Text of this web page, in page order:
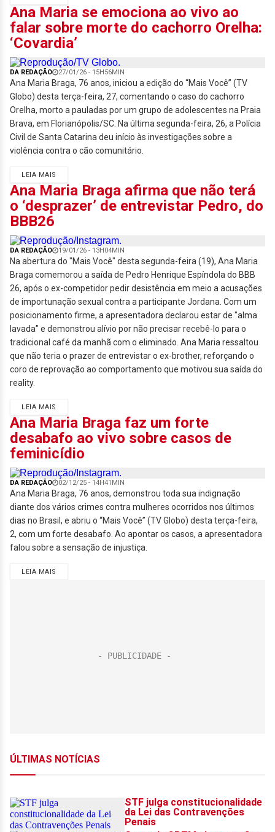
Ana Maria se emociona ao vivo ao
falar sobre morte do cachorro Orelha:
‘Covardia’
DA REDAÇÃO 27/01/26 - 15H56MIN
Ana Maria Braga, 76 anos, iniciou a edição do “Mais Você” (TV
Globo) desta terça-feira, 27, comentando o caso do cachorro
Orelha, morto a pauladas por um grupo de adolescentes na Praia
Brava, em Florianópolis/SC. Na última segunda-feira, 26, a Polícia
Civil de Santa Catarina deu início às investigações sobre a
violência contra o cão comunitário.
LEIA MAIS
Ana Maria Braga afirma que não terá
o ‘desprazer’ de entrevistar Pedro, do
BBB26
DA REDAÇÃO 19/01/26 - 13H04MIN
Na abertura do "Mais Você" desta segunda-feira (19), Ana Maria
Braga comemorou a saída de Pedro Henrique Espíndola do BBB
26, após o ex-competidor pedir desistência em meio a acusações
de importunação sexual contra a participante Jordana. Com um
posicionamento firme, a apresentadora declarou estar de "alma
lavada" e demonstrou alívio por não precisar recebê-lo para o
tradicional café da manhã com o eliminado. Ana Maria ressaltou
que não teria o prazer de entrevistar o ex-brother, reforçando o
coro de reprovação ao comportamento que motivou sua saída do
reality.
LEIA MAIS
Ana Maria Braga faz um forte
desabafo ao vivo sobre casos de
feminicídio
DA REDAÇÃO 02/12/25 - 14H41MIN
Ana Maria Braga, 76 anos, demonstrou toda sua indignação
diante dos vários crimes contra mulheres ocorridos nos últimos
dias no Brasil, e abriu o “Mais Você” (TV Globo) desta terça-feira,
2, com um forte desabafo. Ao apontar os casos, a apresentadora
falou sobre a sensação de injustiça.
LEIA MAIS